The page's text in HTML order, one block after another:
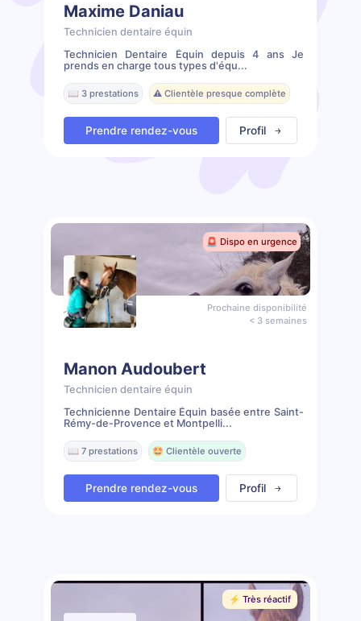
Maxime Daniau
Technicien dentaire équin
Technicien Dentaire Équin depuis 4 ans Je
prends en charge tous types d'équ...
📖 3 prestations ⚠️ Clientèle presque complète
Prendre rendez-vous Profil
🚨 Dispo en urgence
Prochaine disponibilité
< 3 semaines
Manon Audoubert
Technicien dentaire équin
Technicienne Dentaire Équin basée entre Saint-
Rémy-de-Provence et Montpelli...
📖 7 prestations 🤩 Clientèle ouverte
Prendre rendez-vous Profil
⚡️ Très réactif